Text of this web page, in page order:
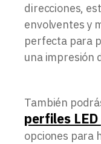
direcciones,
envolventes y
perfecta para
una impresión
También
perfiles LED
opciones para